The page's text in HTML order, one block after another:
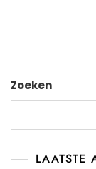
Zoeken
LAATSTE